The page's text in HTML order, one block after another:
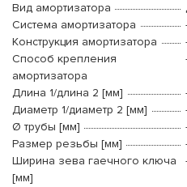
Вид амортизатора
Система амортизатора
Конструкция амортизатора
Способ крепления
амортизатора
Длина 1/длина 2 [мм]
Диаметр 1/диаметр 2 [мм]
Ø трубы [мм]
Размер резьбы [мм]
Ширина зева гаечного ключа
[мм]